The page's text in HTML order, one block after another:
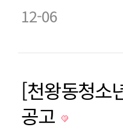
12-06
[천왕동청소
공고